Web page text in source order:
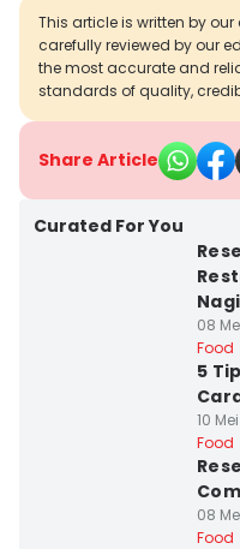
This article is written by
carefully reviewed by our
the most accurate and
standards of quality,
Share Article
Curated For You
08
Food
5
10
Food
08
Food